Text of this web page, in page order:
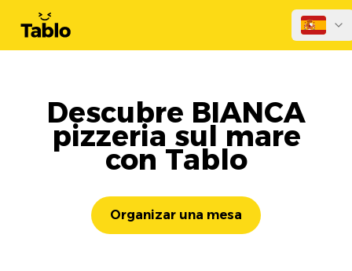
Descubre BIANCA
pizzeria sul mare
con Tablo
Organizar una mesa